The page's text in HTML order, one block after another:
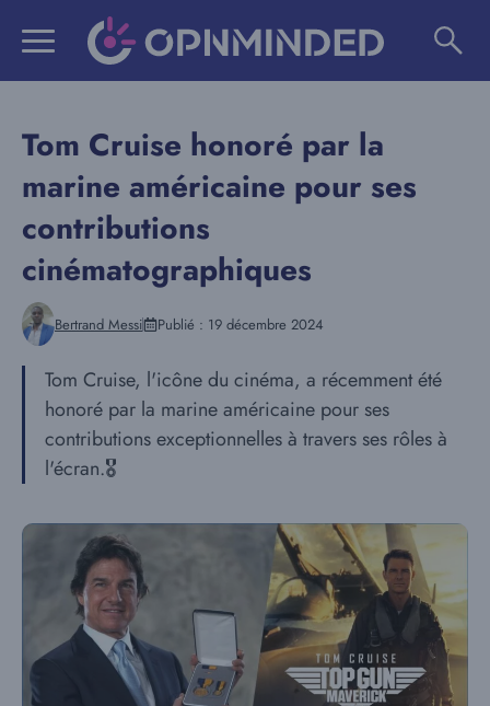
Tom Cruise honoré par la
marine américaine pour ses
contributions
cinématographiques
Bertrand Messi Publié : 19 décembre 2024
Tom Cruise, l'icône du cinéma, a récemment été
honoré par la marine américaine pour ses
contributions exceptionnelles à travers ses rôles à
l'écran.🎖️